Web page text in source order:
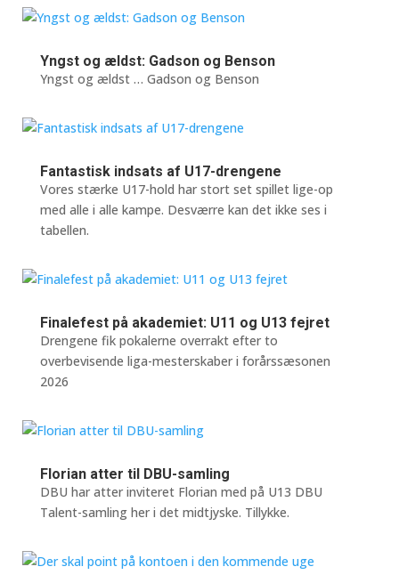
Yngst og ældst: Gadson og Benson
Yngst og ældst … Gadson og Benson
Fantastisk indsats af U17-drengene
Vores stærke U17-hold har stort set spillet lige-op
med alle i alle kampe. Desværre kan det ikke ses i
tabellen.
Finalefest på akademiet: U11 og U13 fejret
Drengene fik pokalerne overrakt efter to
overbevisende liga-mesterskaber i forårssæsonen
2026
Florian atter til DBU-samling
DBU har atter inviteret Florian med på U13 DBU
Talent-samling her i det midtjyske. Tillykke.